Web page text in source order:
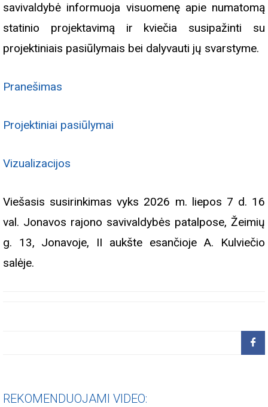
savivaldybė informuoja visuomenę apie numatomą
statinio projektavimą ir kviečia susipažinti su
projektiniais pasiūlymais bei dalyvauti jų svarstyme.
Pranešimas
Projektiniai pasiūlymai
Vizualizacijos
Viešasis susirinkimas vyks 2026 m. liepos 7 d. 16
val. Jonavos rajono savivaldybės patalpose, Žeimių
g. 13, Jonavoje, II aukšte esančioje A. Kulviečio
salėje.
REKOMENDUOJAMI VIDEO: